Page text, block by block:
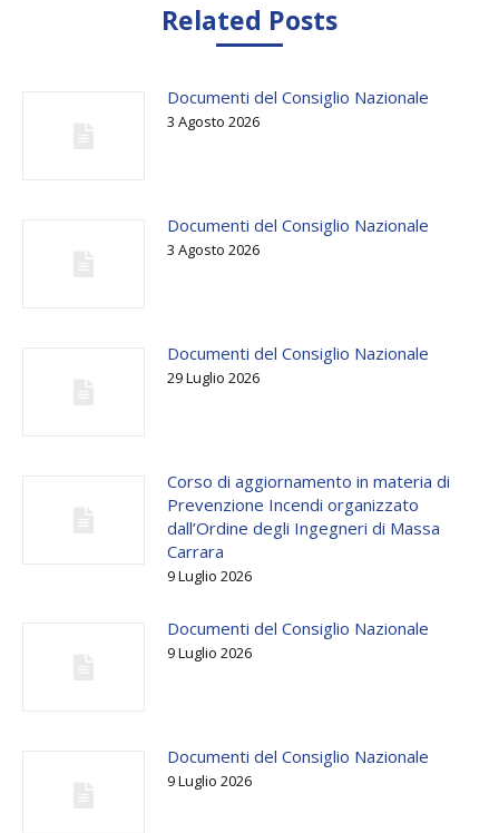
Related Posts
Documenti del Consiglio Nazionale
3 Agosto 2026
Documenti del Consiglio Nazionale
3 Agosto 2026
Documenti del Consiglio Nazionale
29 Luglio 2026
Corso di aggiornamento in materia di
Prevenzione Incendi organizzato
dall’Ordine degli Ingegneri di Massa
Carrara
9 Luglio 2026
Documenti del Consiglio Nazionale
9 Luglio 2026
Documenti del Consiglio Nazionale
9 Luglio 2026